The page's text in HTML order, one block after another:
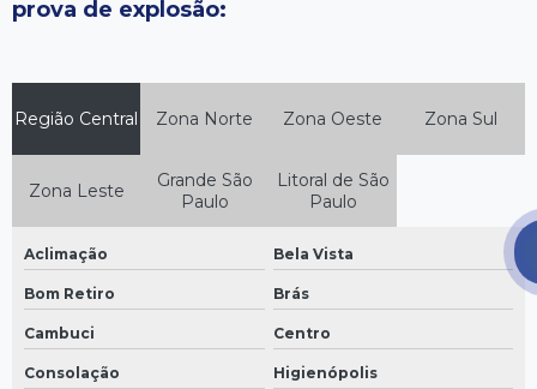
Tampa de eletrocalha
prova de explosão:
Região Central Zona Norte Zona Oeste Zona Sul
Zona Leste
Grande São
Paulo
Litoral de São
Paulo
Aclimação Bela Vista
Bom Retiro Brás
Cambuci Centro
Consolação Higienópolis